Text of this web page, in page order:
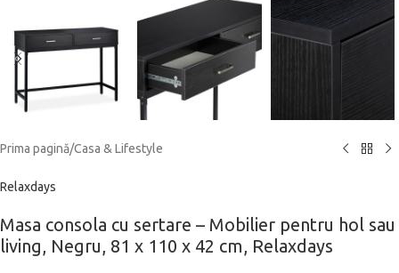
Prima pagină/Casa & Lifestyle
Relaxdays
Masa consola cu sertare – Mobilier pentru hol sau
living, Negru, 81 x 110 x 42 cm, Relaxdays